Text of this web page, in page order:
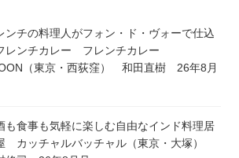
ンチの料理人がフォン・ド・ヴォーで仕込
レンチカレー フレンチカレー
（東京・西荻窪） 和田直樹 26年8月
も食事も気軽に楽しむ自由なインド料理居
カッチャルバッチャル（東京・大塚）